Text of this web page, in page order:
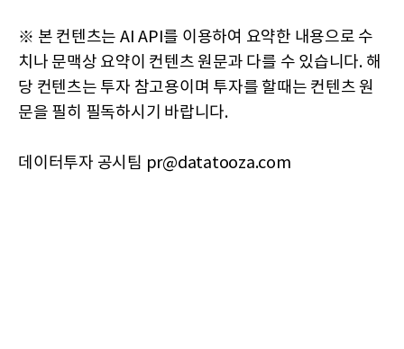
※ 본 컨텐츠는 AI API를 이용하여 요약한 내용으로 수
치나 문맥상 요약이 컨텐츠 원문과 다를 수 있습니다. 해
당 컨텐츠는 투자 참고용이며 투자를 할때는 컨텐츠 원
문을 필히 필독하시기 바랍니다.
데이터투자 공시팀 pr@datatooza.com